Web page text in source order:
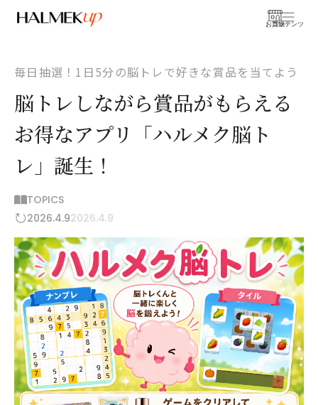
お買物
コンテンツ
毎日抽選！1日5分の脳トレで好きな賞品を当てよう
脳トレしながら賞品がもらえる
お得なアプリ「ハルメク脳ト
レ」誕生！
TOPICS
2026.4.92026.4.9